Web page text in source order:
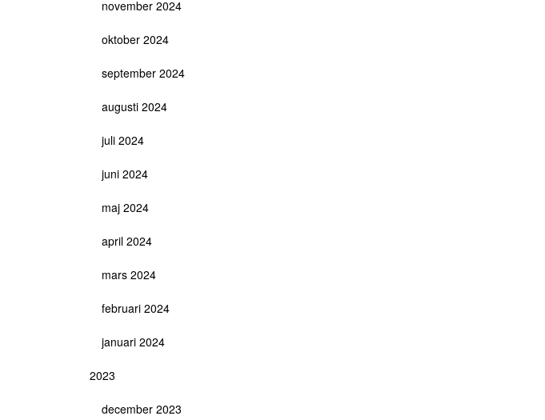
november 2024
oktober 2024
september 2024
augusti 2024
juli 2024
juni 2024
maj 2024
april 2024
mars 2024
februari 2024
januari 2024
2023
december 2023